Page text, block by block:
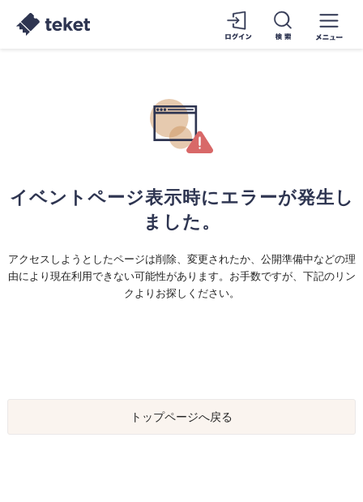
イベントページ表示時にエラーが発生し
ました。
アクセスしようとしたページは削除、変更されたか、公開準備中などの理
由により現在利用できない可能性があります。お手数ですが、下記のリン
クよりお探しください。
トップページへ戻る